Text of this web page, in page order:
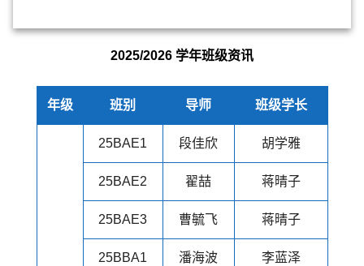
2025/2026 学年班级资讯
年级 班别 导师 班级学长
25BAE1 段佳欣 胡学雅
25BAE2 翟喆 蒋晴子
25BAE3 曹毓飞 蒋晴子
25BBA1 潘海波 李蓝泽